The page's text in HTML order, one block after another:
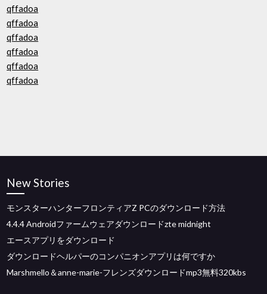
qffadoa
qffadoa
qffadoa
qffadoa
qffadoa
qffadoa
New Stories
モンスターハンターフロンティアZ PCのダウンロード方法
4.4.4 Androidファームウェアダウンロードzte midnight
エースアプリをダウンロード
ダウンロードヘルパーのコンパニオンアプリは何ですか
Marshmello＆anne-marie-フレンズダウンロードmp3無料320kbs